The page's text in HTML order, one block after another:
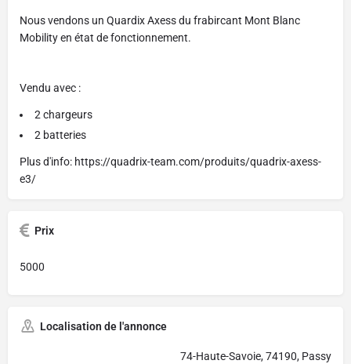
Nous vendons un Quardix Axess du frabircant Mont Blanc
Mobility en état de fonctionnement.
Vendu avec :
2 chargeurs
2 batteries
Plus d'info: https://quadrix-team.com/produits/quadrix-axess-
e3/
Prix
5000
Localisation de l'annonce
74-Haute-Savoie, 74190, Passy